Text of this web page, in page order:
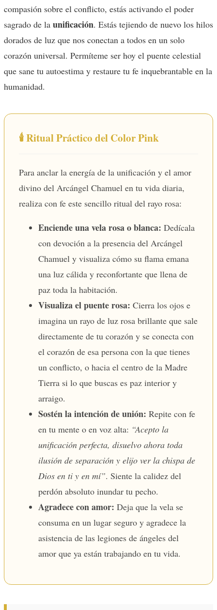
compasión sobre el conflicto, estás activando el poder
sagrado de la unificación. Estás tejiendo de nuevo los hilos
dorados de luz que nos conectan a todos en un solo
corazón universal. Permíteme ser hoy el puente celestial
que sane tu autoestima y restaure tu fe inquebrantable en la
humanidad.
🕯️ Ritual Práctico del Color Pink
Para anclar la energía de la unificación y el amor
divino del Arcángel Chamuel en tu vida diaria,
realiza con fe este sencillo ritual del rayo rosa:
Enciende una vela rosa o blanca: Dedícala
con devoción a la presencia del Arcángel
Chamuel y visualiza cómo su flama emana
una luz cálida y reconfortante que llena de
paz toda la habitación.
Visualiza el puente rosa: Cierra los ojos e
imagina un rayo de luz rosa brillante que sale
directamente de tu corazón y se conecta con
el corazón de esa persona con la que tienes
un conflicto, o hacia el centro de la Madre
Tierra si lo que buscas es paz interior y
arraigo.
Sostén la intención de unión: Repite con fe
en tu mente o en voz alta: “Acepto la
unificación perfecta, disuelvo ahora toda
ilusión de separación y elijo ver la chispa de
Dios en ti y en mí”. Siente la calidez del
perdón absoluto inundar tu pecho.
Agradece con amor: Deja que la vela se
consuma en un lugar seguro y agradece la
asistencia de las legiones de ángeles del
amor que ya están trabajando en tu vida.